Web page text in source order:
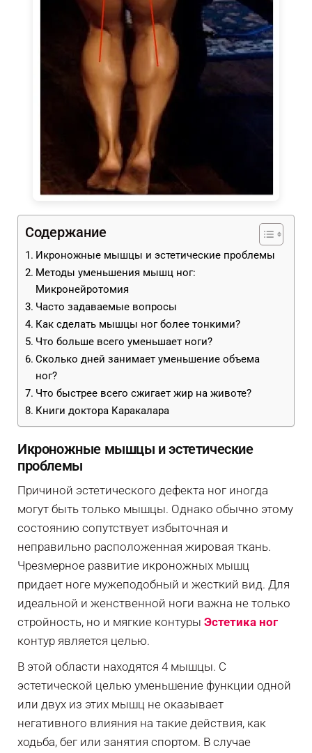
Содержание
Икроножные мышцы и эстетические проблемы
Методы уменьшения мышц ног:
Микронейротомия
Часто задаваемые вопросы
Как сделать мышцы ног более тонкими?
Что больше всего уменьшает ноги?
Сколько дней занимает уменьшение объема
ног?
Что быстрее всего сжигает жир на животе?
Книги доктора Каракалара
Икроножные мышцы и эстетические
проблемы
Причиной эстетического дефекта ног иногда
могут быть только мышцы. Однако обычно этому
состоянию сопутствует избыточная и
неправильно расположенная жировая ткань.
Чрезмерное развитие икроножных мышц
придает ноге мужеподобный и жесткий вид. Для
идеальной и женственной ноги важна не только
стройность, но и мягкие контуры Эстетика ног
контур является целью.
В этой области находятся 4 мышцы. С
эстетической целью уменьшение функции одной
или двух из этих мышц не оказывает
негативного влияния на такие действия, как
ходьба, бег или занятия спортом. В случае